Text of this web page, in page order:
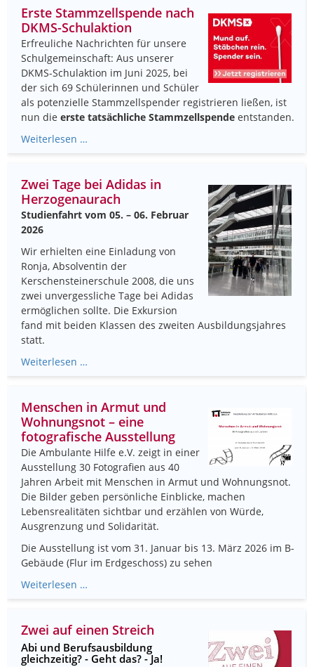
Erste Stammzellspende nach
DKMS-Schulaktion
Erfreuliche Nachrichten für unsere
Schulgemeinschaft: Aus unserer
DKMS-Schulaktion im Juni 2025, bei
der sich 69 Schülerinnen und Schüler
als potenzielle Stammzellspender registrieren ließen, ist
nun die erste tatsächliche Stammzellspende entstanden.
Weiterlesen …
Zwei Tage bei Adidas in
Herzogenaurach
Studienfahrt vom 05. – 06. Februar
2026
Wir erhielten eine Einladung von
Ronja, Absolventin der
Kerschensteinerschule 2008, die uns
zwei unvergessliche Tage bei Adidas
ermöglichen sollte. Die Exkursion
fand mit beiden Klassen des zweiten Ausbildungsjahres
statt.
Weiterlesen …
Menschen in Armut und
Wohnungsnot – eine
fotografische Ausstellung
Die Ambulante Hilfe e.V. zeigt in einer
Ausstellung 30 Fotografien aus 40
Jahren Arbeit mit Menschen in Armut und Wohnungsnot.
Die Bilder geben persönliche Einblicke, machen
Lebensrealitäten sichtbar und erzählen von Würde,
Ausgrenzung und Solidarität.
Die Ausstellung ist vom 31. Januar bis 13. März 2026 im B-
Gebäude (Flur im Erdgeschoss) zu sehen
Weiterlesen …
Zwei auf einen Streich
Abi und Berufsausbildung
gleichzeitig? - Geht das? - Ja!